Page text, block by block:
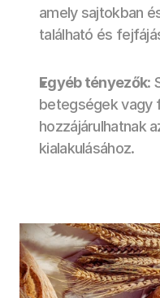
amely sajtokban
található és
Egyéb tényezők:
betegségek vagy
hozzájárulhatnak
kialakulásához.